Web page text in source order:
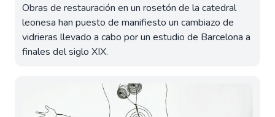
Obras de restauración en un rosetón de la catedral
leonesa han puesto de manifiesto un cambiazo de
vidrieras llevado a cabo por un estudio de Barcelona a
finales del siglo XIX.